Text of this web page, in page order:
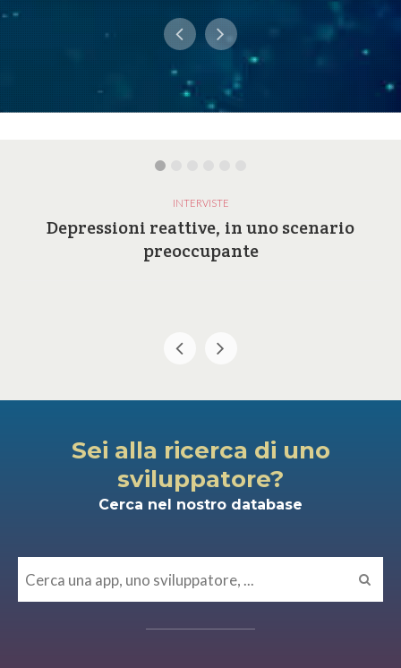
INTERVISTE
Depressioni reattive, in uno scenario
preoccupante
Sei alla ricerca di uno
sviluppatore?
Cerca nel nostro database